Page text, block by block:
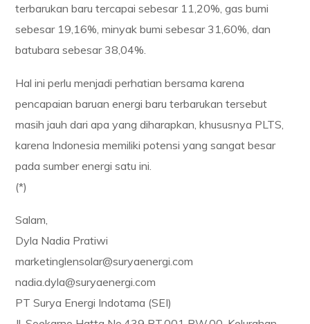
terbarukan baru tercapai sebesar 11,20%, gas bumi
sebesar 19,16%, minyak bumi sebesar 31,60%, dan
batubara sebesar 38,04%.
Hal ini perlu menjadi perhatian bersama karena
pencapaian baruan energi baru terbarukan tersebut
masih jauh dari apa yang diharapkan, khususnya PLTS,
karena Indonesia memiliki potensi yang sangat besar
pada sumber energi satu ini.
(*)
Salam,
Dyla Nadia Pratiwi
marketinglensolar@suryaenergi.com
nadia.dyla@suryaenergi.com
PT Surya Energi Indotama (SEI)